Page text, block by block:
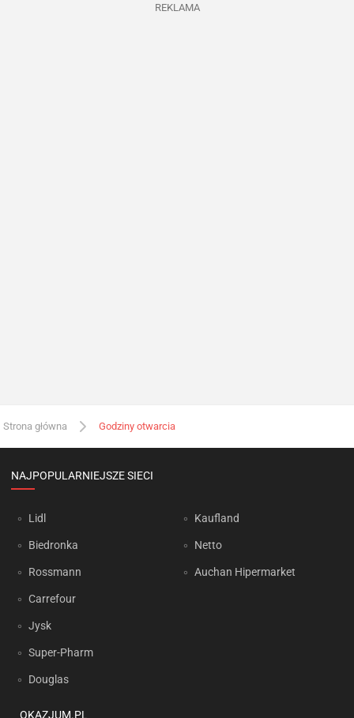
REKLAMA
Strona główna Godziny otwarcia
NAJPOPULARNIEJSZE SIECI
Lidl
Biedronka
Rossmann
Carrefour
Jysk
Super-Pharm
Douglas
Kaufland
Netto
Auchan Hipermarket
OKAZJUM.PL